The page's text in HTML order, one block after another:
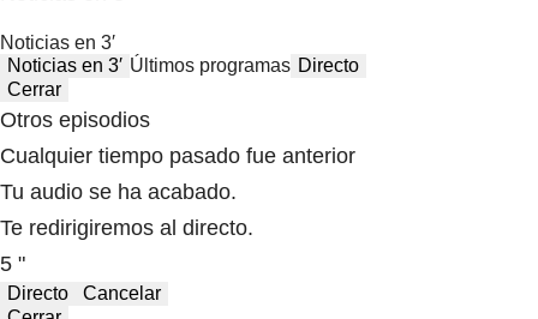
Noticias en 3′
Noticias en 3′ Últimos programas Directo
Cerrar
Otros episodios
Cualquier tiempo pasado fue anterior
Tu audio se ha acabado.
Te redirigiremos al directo.
5 "
Directo
Cancelar